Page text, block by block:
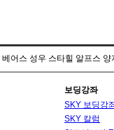
베어스 성우 스타힐 알프스 양
보딩강좌
SKY 보딩강
SKY 칼럼